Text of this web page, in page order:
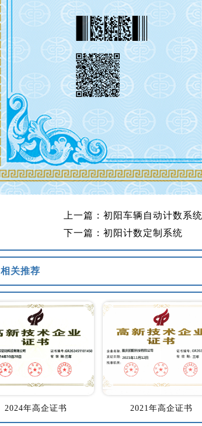
上一篇：初阳车辆自动计数系统
下一篇：初阳计数定制系统
相关推荐
2024年高企证书 2021年高企证书